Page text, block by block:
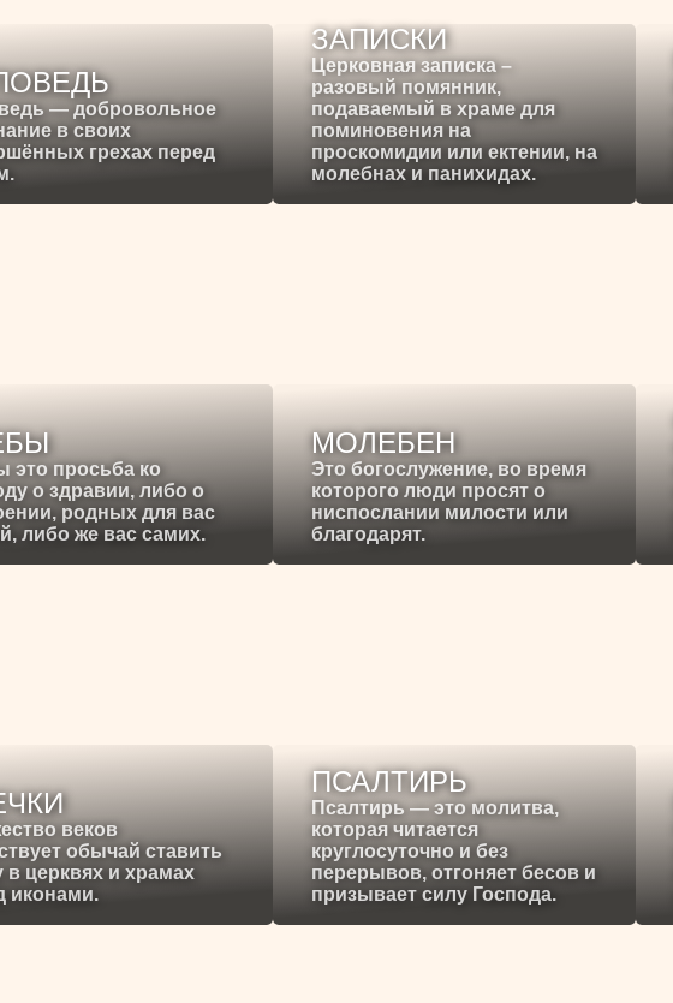
— добровольное
в своих
грехах перед
ЗАПИСКИ
Церковная записка –
разовый помянник,
подаваемый в храме для
поминовения на
проскомидии или ектении, на
молебнах и панихидах.
это просьба ко
о здравии, либо о
родных для вас
либо же вас самих.
МОЛЕБЕН
Это богослужение, во время
которого люди просят о
ниспослании милости или
благодарят.
веков
обычай ставить
в церквях и храмах
иконами.
ПСАЛТИРЬ
Псалтирь — это молитва,
которая читается
круглосуточно и без
перерывов, отгоняет бесов и
призывает силу Господа.